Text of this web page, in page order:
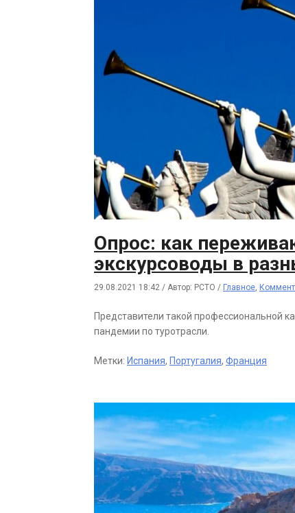
Опрос: как
экскурсоводы в
29.08.2021 18:42 / Автор: РСТО / Главное
Представители такой профессиональной
пандемии по туротрасли.
Метки: Испания, Португалия, Франция